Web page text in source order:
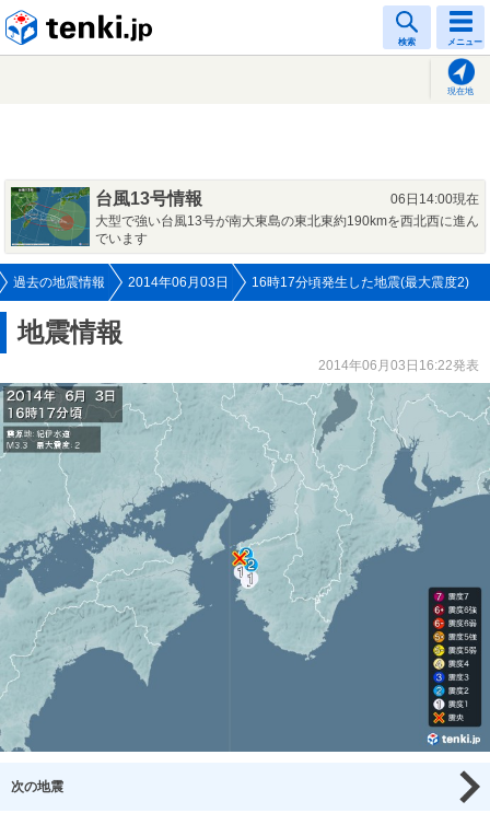
検索 メニュー
現在地
台風13号情報
06日14:00現在
大型で強い台風13号が南大東島の東北東約190kmを西北西に進ん
でいます
過去の地震情報 2014年06月03日 16時17分頃発生した地震(最大震度2)
地震情報
2014年06月03日16:22発表
次の地震